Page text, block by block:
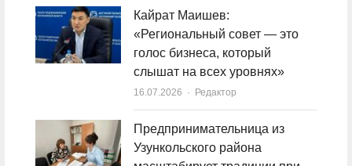
Кайрат Маишев:
«Региональный совет — это
голос бизнеса, который
слышат на всех уровнях»
16.07.2026 Author
Редактор
Предпринимательница из
Узункольского района